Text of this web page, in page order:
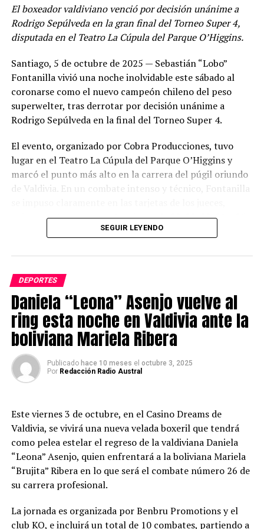
unánime aMatías Lizama(Club Boxeo Osorno).
Eduardo Neira(Fighter Ground) superó aJoaquín
Ámbar Domke(Club KO) derrotó aJennifer
Fuentes(Apacheta).
Nicolás Mellado(Hierro Gym) ganó por nocaut a
Matías Cortés (Las Ánimas).
Vera(Club Boxeo Osorno).
Marcela Alarcón(Club KO) venció aJaviera Lago
(Apacheta).
Boquillard(Fighter Ground).
Martín “Puma”(Club KO) cerró la jornada amateur
con una victoria por decisión unánime ante
En la modalidad de kickboxing
Armando Riquelme
(Club KO) venció por decisión unánime aMatías(Team
Muñoz).
Tras el combate estelar, Daniela Asenjo valoró el evento
y el respaldo del público:
impulsar esta velada de boxeo.
Terminamos con un combate
profesional y una cartelera preliminar
de gran nivel, con exponentes de todo
el país. Feliz de que Valdivia y Dreams
sean sede de este hermoso deporte.
Espero que este sea solo uno de
muchos eventos más que vendrán en el
futuro”, señaló.
El boxeador valdiviano venció por decisión unánime a
Rodrigo Sepúlveda en la gran final del Torneo Super 4,
disputada en el Teatro La Cúpula del Parque O’Higgins.
Santiago, 5 de octubre de 2025 — Sebastián “Lobo”
Fontanilla vivió una noche inolvidable este sábado al
coronarse como el nuevo campeón chileno del peso
superwelter, tras derrotar por decisión unánime a
Rodrigo Sepúlveda en la final del Torneo Super 4.
El evento, organizado por Cobra Producciones, tuvo
lugar en el Teatro La Cúpula del Parque O’Higgins y
marcó el punto más alto en la carrera del púgil oriundo
de Valdivia. En un combate intenso y técnico, Fontanilla
quienes entregaron puntuaciones de 98-92, 99-91 y 96-
Con esta victoria, el “Lobo” no solo se lleva el título
nacional superwelter, sino que también se consolida
como uno de los nombres más destacados del boxeo
chileno actual.
Post Views: 254
SEGUIR LEYENDO
DEPORTES
Daniela “Leona” Asenjo vuelve al
ring esta noche en Valdivia ante la
boliviana Mariela Ribera
Publicado hace 10 meses el octubre 3, 2025
Por Redacción Radio Austral
Este viernes 3 de octubre, en el Casino Dreams de
Valdivia, se vivirá una nueva velada boxeril que tendrá
como pelea estelar el regreso de la valdiviana Daniela
“Leona” Asenjo, quien enfrentará a la boliviana Mariela
“Brujita” Ribera en lo que será el combate número 26 de
su carrera profesional.
La jornada es organizada por Benbru Promotions y el
club KO, e incluirá un total de 10 combates, partiendo a